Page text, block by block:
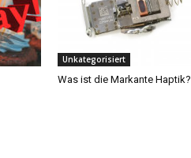
Unkategorisiert
Was ist die Markante Haptik?